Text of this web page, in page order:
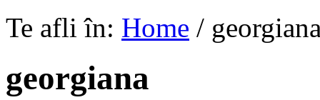
Te afli în: Home /
georgiana